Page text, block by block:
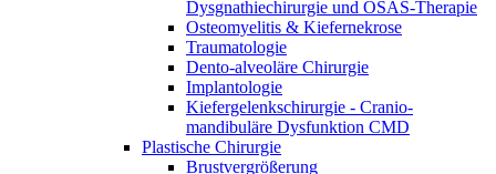
Dysgnathiechirurgie und OSAS-Therapie
Osteomyelitis & Kiefernekrose
Traumatologie
Dento-alveoläre Chirurgie
Implantologie
Kiefergelenkschirurgie - Cranio-
mandibuläre Dysfunktion CMD
Plastische Chirurgie
Brustvergrößerung